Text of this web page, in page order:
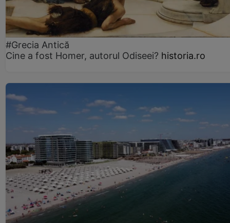
#Grecia Antică
Cine a fost Homer, autorul Odiseei? historia.ro